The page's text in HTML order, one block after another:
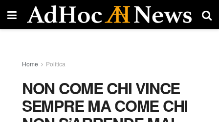
Home Politica
NON COME CHI VINCE
SEMPRE MA COME CHI